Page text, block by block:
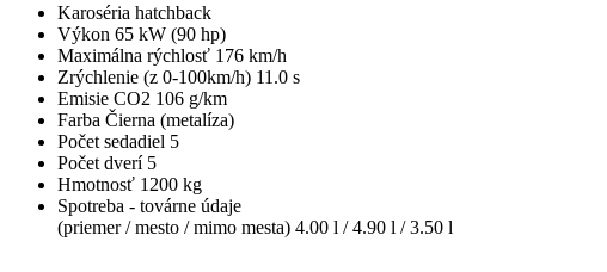
Karoséria hatchback
Výkon 65 kW (90 hp)
Maximálna rýchlosť 176 km/h
Zrýchlenie (z 0-100km/h) 11.0 s
Emisie CO2 106 g/km
Farba Čierna (metalíza)
Počet sedadiel 5
Počet dverí 5
Hmotnosť 1200 kg
Spotreba - továrne údaje
(priemer / mesto / mimo mesta) 4.00 l / 4.90 l / 3.50 l